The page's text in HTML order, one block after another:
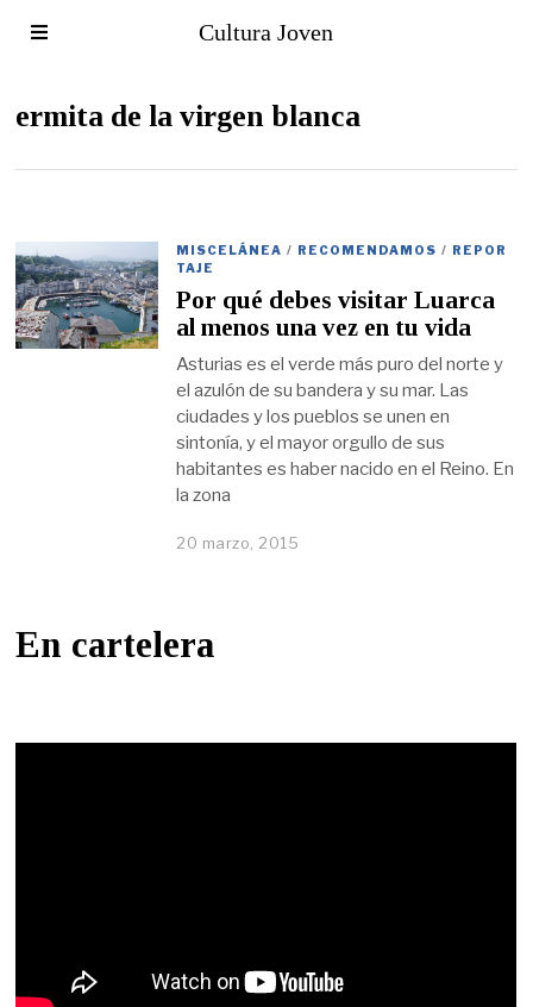
Cultura Joven
ermita de la virgen blanca
MISCELÁNEA / RECOMENDAMOS / REPOR
TAJE
Por qué debes visitar Luarca
al menos una vez en tu vida
Asturias es el verde más puro del norte y
el azulón de su bandera y su mar. Las
ciudades y los pueblos se unen en
sintonía, y el mayor orgullo de sus
habitantes es haber nacido en el Reino. En
la zona
20 marzo, 2015
En cartelera